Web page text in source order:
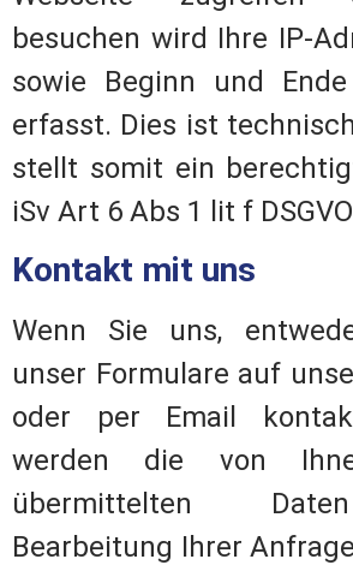
besuchen wird Ihre IP-
sowie Beginn und
erfasst. Dies ist
stellt somit ein
iSv Art 6 Abs 1 lit f
Kontakt mit uns
Wenn Sie uns,
unser Formulare auf
oder per Email
werden die von
übermittelten
Bearbeitung Ihrer